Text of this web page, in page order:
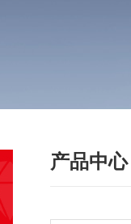
产品中心